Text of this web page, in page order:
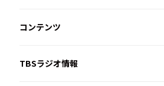
コンテンツ
TBSラジオ情報